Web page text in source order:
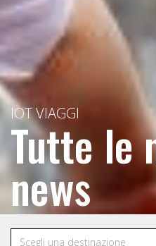
IOT VIAGGI
Tutte le
news